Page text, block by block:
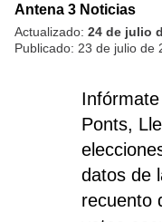
Antena 3 Noticias
Actualizado: 24 de julio
Publicado: 23 de julio de
Ponts,
datos de
recuento